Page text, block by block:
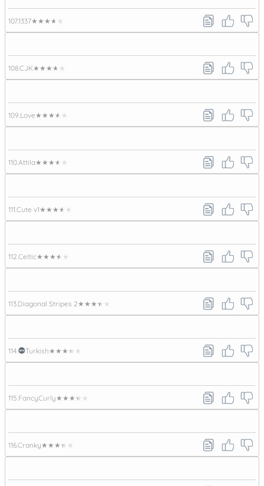
107.1337★★★★★
108.CJK★★★★★
109. Love★★★★★
110. Attila★★★★★
111. Cute v1★★★★★
112. Celtic★★★★★
113. Diagonal Stripes 2★★★★★
114. Turkish★★★★★
115. FancyCurly★★★★★
116.Cranky★★★★★